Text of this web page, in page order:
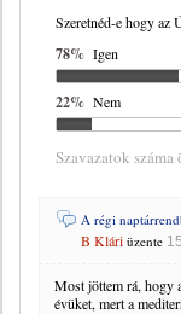
Szeretnéd-e hogy az
78% Igen
22% Nem
Szavazatok száma
A régi
B Klári üzente
Most jöttem rá, hogy
évüket, mert a